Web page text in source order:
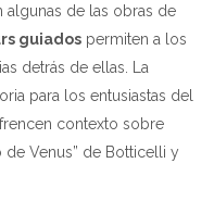
algunas de las obras de
guiados permiten a los
detrás de ellas. La
para los entusiastas del
contexto sobre
de Venus” de Botticelli y